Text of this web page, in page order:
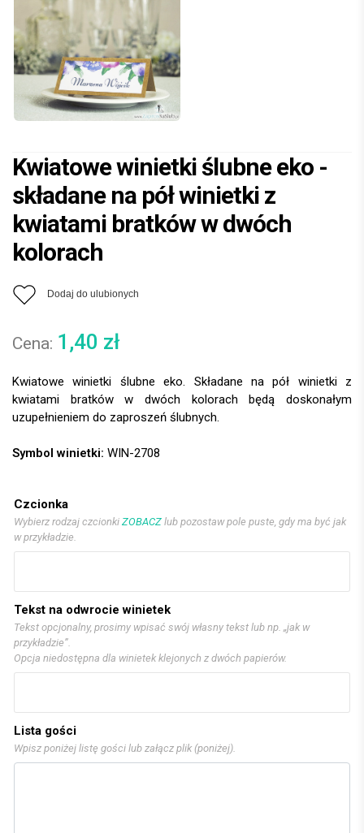
Kwiatowe winietki ślubne eko -
składane na pół winietki z
kwiatami bratków w dwóch
kolorach
Dodaj do ulubionych
1,40 zł
Kwiatowe winietki ślubne eko. Składane na pół winietki z
kwiatami bratków w dwóch kolorach będą doskonałym
uzupełnieniem do zaproszeń ślubnych.
Symbol winietki: WIN-2708
Czcionka
Wybierz rodzaj czcionki ZOBACZ lub pozostaw pole puste, gdy ma być jak
w przykładzie.
Tekst na odwrocie winietek
Tekst opcjonalny, prosimy wpisać swój własny tekst lub np. „jak w
przykładzie”.
Opcja niedostępna dla winietek klejonych z dwóch papierów.
Lista gości
Wpisz poniżej listę gości lub załącz plik (poniżej).